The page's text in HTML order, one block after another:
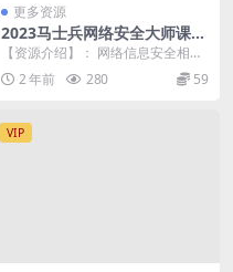
更多资源
2023马士兵网络安全大师课全
套课程
【资源介绍】： 网络信息安全相关
专业人才可在政府机关、国家安全
部门、银行、金融、...
2 年前 280 59
VIP